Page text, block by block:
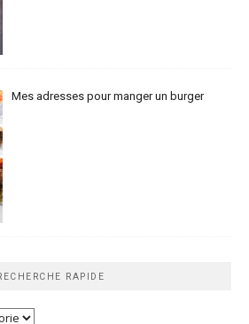
Mes adresses pour manger un burger
RAPIDE